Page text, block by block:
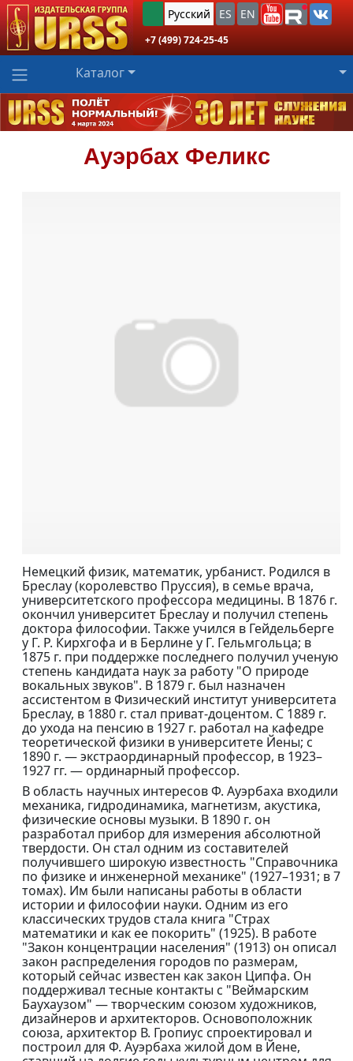
Русский ES EN
+7 (499) 724-25-45
Каталог
Ауэрбах Феликс
Немецкий физик, математик, урбанист. Родился в
Бреслау (королевство Пруссия), в семье врача,
университетского профессора медицины. В 1876 г.
окончил университет Бреслау и получил степень
доктора философии. Также учился в Гейдельберге
у Г. Р. Кирхгофа и в Берлине у Г. Гельмгольца; в
1875 г. при поддержке последнего получил ученую
степень кандидата наук за работу "О природе
вокальных звуков". В 1879 г. был назначен
ассистентом в Физический институт университета
Бреслау, в 1880 г. стал приват-доцентом. С 1889 г.
до ухода на пенсию в 1927 г. работал на кафедре
теоретической физики в университете Йены; с
1890 г. — экстраординарный профессор, в 1923–
1927 гг. — ординарный профессор.
В область научных интересов Ф. Ауэрбаха входили
механика, гидродинамика, магнетизм, акустика,
физические основы музыки. В 1890 г. он
разработал прибор для измерения абсолютной
твердости. Он стал одним из составителей
получившего широкую известность "Справочника
по физике и инженерной механике" (1927–1931; в 7
томах). Им были написаны работы в области
истории и философии науки. Одним из его
классических трудов стала книга "Страх
математики и как ее покорить" (1925). В работе
"Закон концентрации населения" (1913) он описал
закон распределения городов по размерам,
который сейчас известен как закон Ципфа. Он
поддерживал тесные контакты с "Веймарским
Баухаузом" — творческим союзом художников,
дизайнеров и архитекторов. Основоположник
союза, архитектор В. Гропиус спроектировал и
построил для Ф. Ауэрбаха жилой дом в Йене,